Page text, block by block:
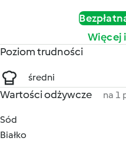
Więcej
Poziom trudności
średni
Wartości odżywcze na 1
Sód
Białko